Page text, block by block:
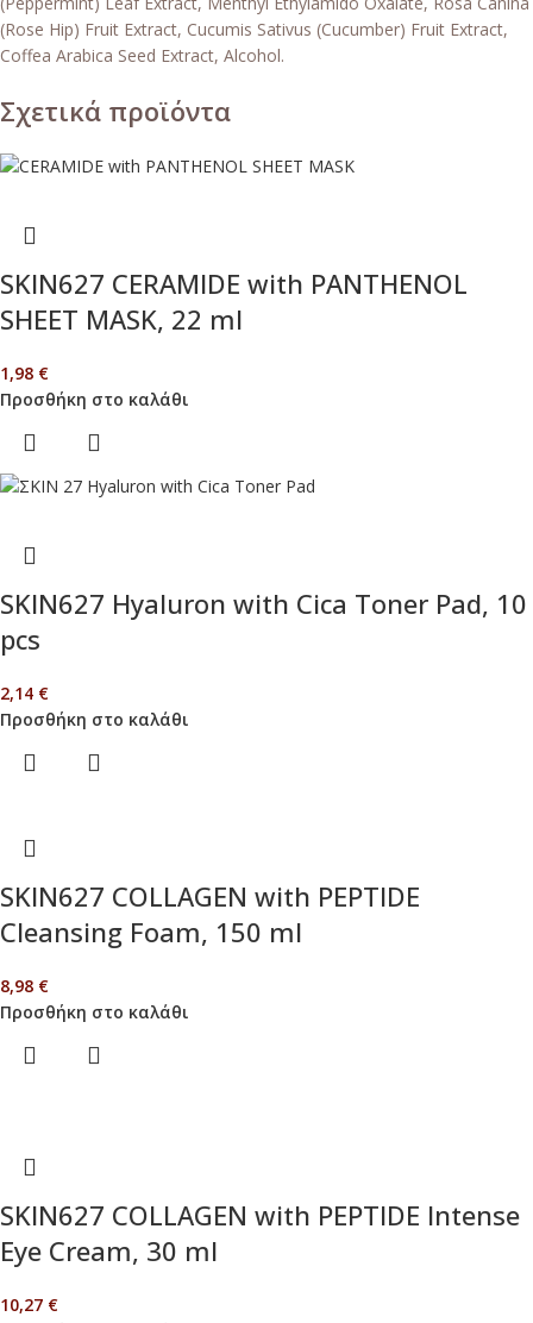
(Rose Hip) Fruit Extract, Cucumis Sativus (Cucumber) Fruit Extract,
Coffea Arabica Seed Extract, Alcohol.
Σχετικά προϊόντα
SKIN627 CERAMIDE with PANTHENOL
SHEET MASK, 22 ml
1,98 €
Προσθήκη στο καλάθι
SKIN627 Hyaluron with Cica Toner Pad, 10
pcs
2,14 €
Προσθήκη στο καλάθι
SKIN627 COLLAGEN with PEPTIDE
Cleansing Foam, 150 ml
8,98 €
Προσθήκη στο καλάθι
SKIN627 COLLAGEN with PEPTIDE Intense
Eye Cream, 30 ml
10,27 €